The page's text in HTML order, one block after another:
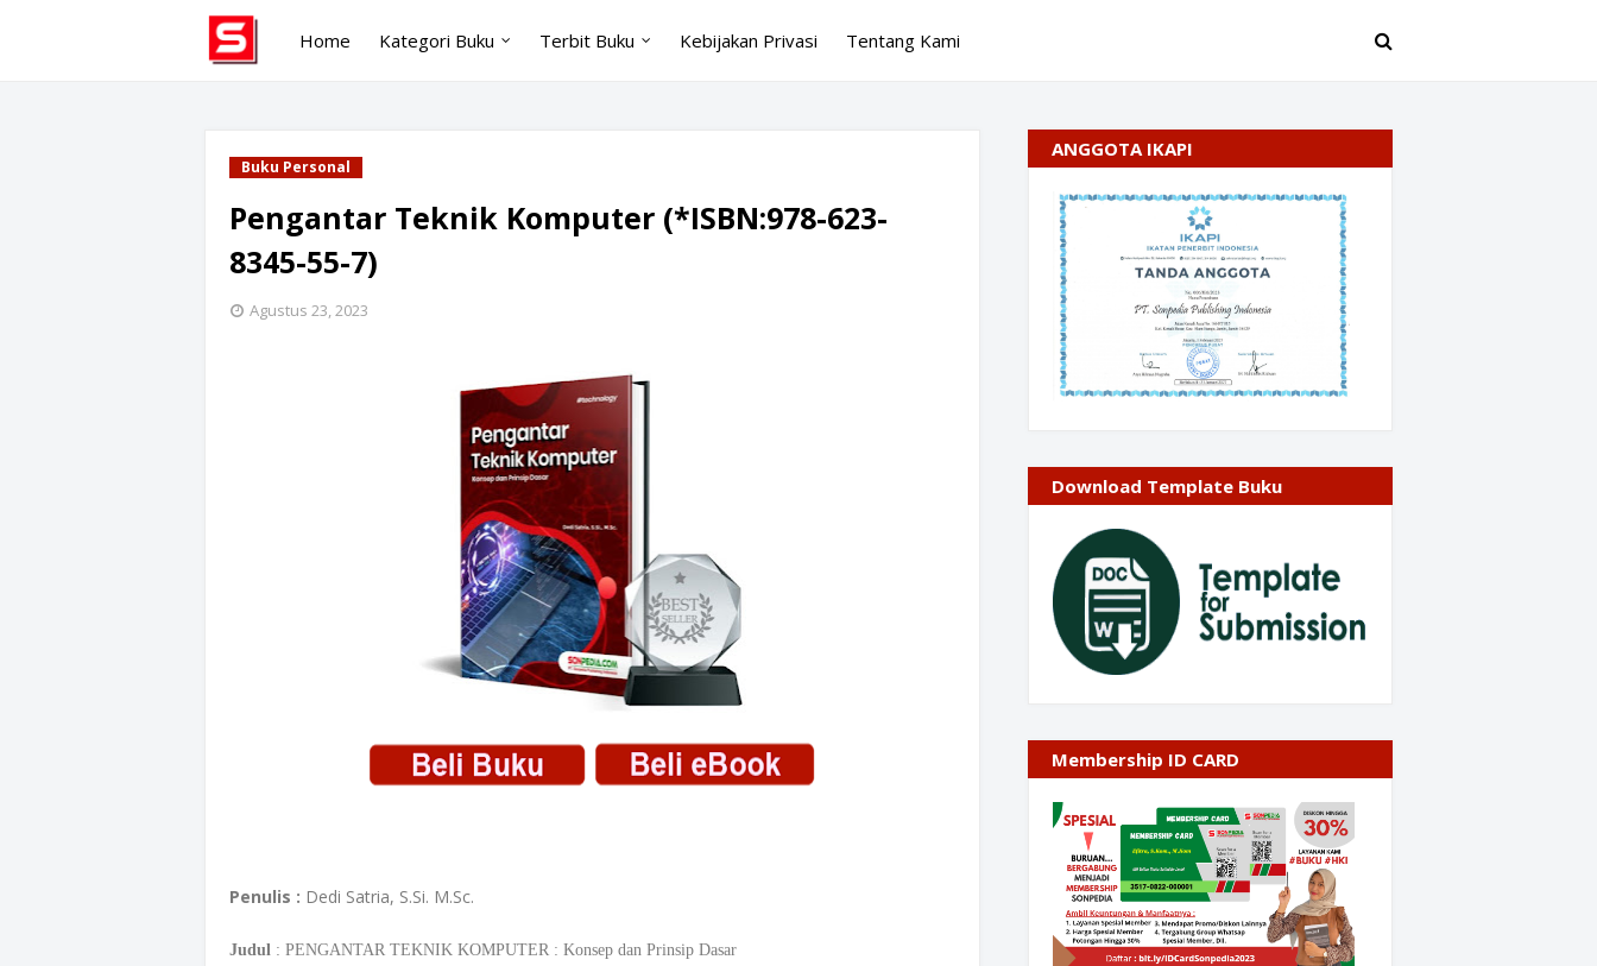
Home Kategori Buku Terbit Buku Kebijakan Privasi Tentang Kami
Buku Personal
Pengantar Teknik Komputer (*ISBN:978-623-
8345-55-7)
Agustus 23, 2023
Penulis : Dedi Satria, S.Si. M.Sc.
Judul : PENGANTAR TEKNIK KOMPUTER : Konsep dan Prinsip Dasar
ANGGOTA IKAPI
Download Template Buku
Membership ID CARD